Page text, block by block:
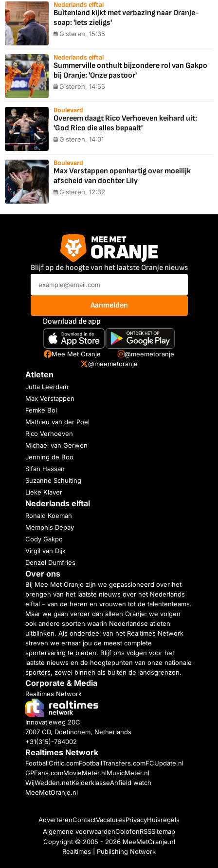
Nederlands elftal
Buitenland kijkt met verbazing naar Oranje-
soap: 'Iets zieligs'
Gisteren, 15:35
Nederlands elftal
Summerville onthult bijzondere rol van Gakpo
bij Oranje: 'Onze pastoor'
Gisteren, 14:55
Boulevard
Overeem daagt Rico Verhoeven keihard uit:
'God Rico die alles bepaalt'
Gisteren, 14:01
Boulevard
Max Verstappen openhartig over moeilijk
afscheid van dochter Lily
Gisteren, 12:32
Blijf op de hoogte van het laatste Oranje nieuws
Aanmelden
Download de app
Mee Met Oranje
@meemetoranje
@meemetoranje
Atleten
Jutta Leerdam
Max Verstappen
Femke Bol
Mathieu van der Poel
Rico Verhoeven
Michael van Gerwen
Jenning de Boo
Sifan Hassan
Suzanne Schulting
Lieke Klaver
Nederlands elftal
Ronald Koeman
Memphis Depay
Cody Gakpo
Virgil van Dijk
Denzel Dumfries
Over ons
Bij Mee Met Oranje zijn we gepassioneerd over het
brengen van het laatste nieuws over het Nederlands
elftal – van de heren en vrouwen tot de talententeams.
Maar we gaan verder dan alleen Oranje: we volgen
ook andere sporten waarin Nederlandse atleten
uitblinken. Als onderdeel van het Realtimes Network
streven we ernaar jou de meest complete
sportervaring te bieden. Blijf ons volgen voor het
laatste nieuws en de hoogtepunten van onze nationale
sporters, zowel binnen als buiten de landsgrenzen.
Corporate & Media
Realtimes Network
Innovatieweg 20C
7007 CD, Doetinchem, Netherlands
+31(315)-764002
Realtimes Network
FootballCritic.comFootballTransfers.comFCUpdate.nl
GPFans.comMovieMeter.nlMusicMeter.nl
WijWedden.netKelderklasseAnfield watch
MeeMetOranje.nl
AdverterenContactVacaturesPrivacyHuisregels
Algemene voorwaardenColofonRSSSitemap
Copyright © 2005 - 2026 MeeMetOranje.nl
Realtimes | Publishing Network